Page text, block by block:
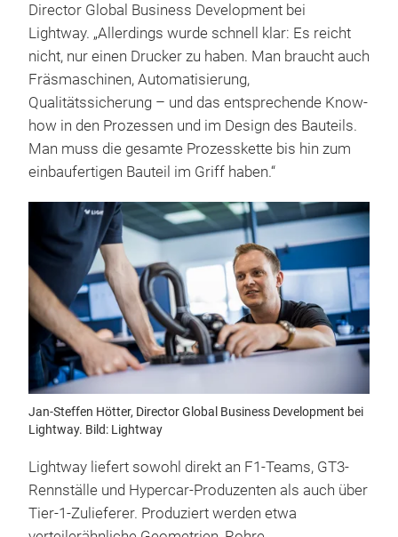
Director Global Business Development bei
Lightway. „Allerdings wurde schnell klar: Es reicht
nicht, nur einen Drucker zu haben. Man braucht auch
Fräsmaschinen, Automatisierung,
Qualitätssicherung – und das entsprechende Know-
how in den Prozessen und im Design des Bauteils.
Man muss die gesamte Prozesskette bis hin zum
einbaufertigen Bauteil im Griff haben.“
Jan-Steffen Hötter, Director Global Business Development bei
Lightway. Bild: Lightway
Lightway liefert sowohl direkt an F1-Teams, GT3-
Rennställe und Hypercar-Produzenten als auch über
Tier-1-Zulieferer. Produziert werden etwa